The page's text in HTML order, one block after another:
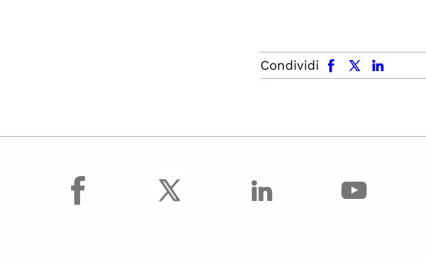
Condividi
facebook x.com linkedin
facebook